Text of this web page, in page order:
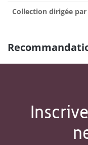
Collection dirigée par